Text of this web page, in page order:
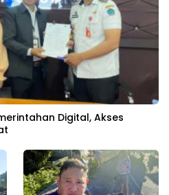
Digital, Akses